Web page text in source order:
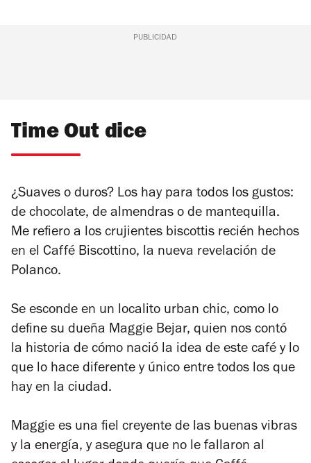
PUBLICIDAD
Time Out dice
¿Suaves o duros? Los hay para todos los gustos:
de chocolate, de almendras o de mantequilla.
Me refiero a los crujientes biscottis recién hechos
en el Caffé Biscottino, la nueva revelación de
Polanco.
Se esconde en un localito urban chic, como lo
define su dueña Maggie Bejar, quien nos contó
la historia de cómo nació la idea de este café y lo
que lo hace diferente y único entre todos los que
hay en la ciudad.
Maggie es una fiel creyente de las buenas vibras
y la energía, y asegura que no le fallaron al